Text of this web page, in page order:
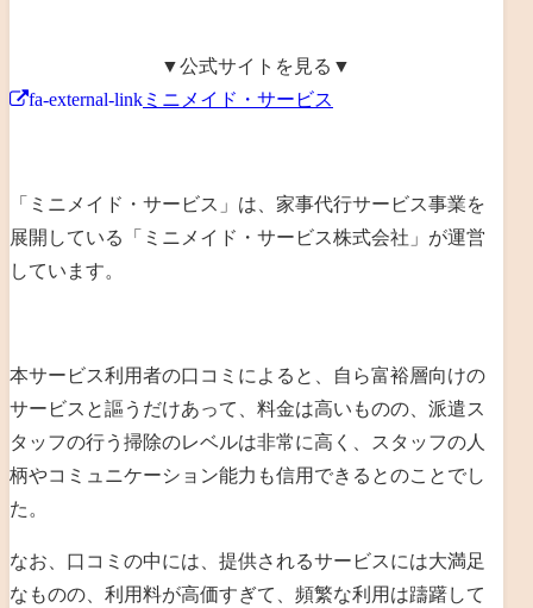
▼公式サイトを見る▼
fa-external-link ミニメイド・サービス
「ミニメイド・サービス」は、家事代行サービス事業を
展開している「ミニメイド・サービス株式会社」が運営
しています。
本サービス利用者の口コミによると、自ら富裕層向けの
サービスと謳うだけあって、料金は高いものの、派遣ス
タッフの行う掃除のレベルは非常に高く、スタッフの人
柄やコミュニケーション能力も信用できるとのことでし
た。
なお、口コミの中には、提供されるサービスには大満足
なものの、利用料が高価すぎて、頻繁な利用は躊躇して